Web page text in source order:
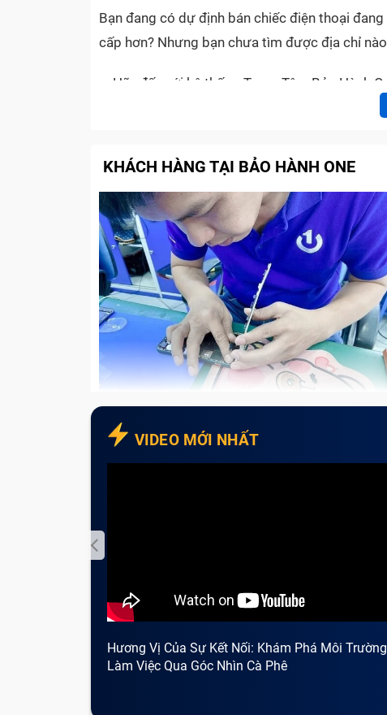
Bạn đang có dự định bán chiếc điện thoại
cấp hơn? Nhưng bạn chưa tìm được địa chỉ
Hãy đến với hệ thống Trung Tâm Bảo Hành
kiện chúng tôi còn là điểm đến dẫn đầu về
Mua điện thoại
Như bạn đã biết, với thị trường công nghệ
thoại cải tiến, hiện đại hơn về chất lượng cũng
mang đi “thanh lý” thường gặp nhiều tình
không xong.
Trên thị trường hiện nay, hẳn bạn cũng đã
các tình trạng như:
đồng ý bán rẻ, bán tháo cho xong. Khi đó, bạn
các dòng điện thoại BlackBerry, Curve 9220,
BlackBerry 5810, Blackberry 6710,
BlackBerry 5790, BlackBerry 6280, BlackBerry
KHÁCH HÀNG TẠI BẢO HÀNH ONE
VIDEO MỚI NHẤT
Hương Vị Của Sự Kết Nối: Khám Phá Môi Trường
Làm Việc Qua Góc Nhìn Cà Phê